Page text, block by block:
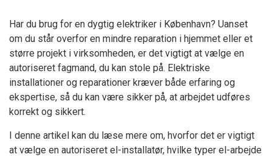
Har du brug for en dygtig elektriker i København? Uanset
om du står overfor en mindre reparation i hjemmet eller et
større projekt i virksomheden, er det vigtigt at vælge en
autoriseret fagmand, du kan stole på. Elektriske
installationer og reparationer kræver både erfaring og
ekspertise, så du kan være sikker på, at arbejdet udføres
korrekt og sikkert.
I denne artikel kan du læse mere om, hvorfor det er vigtigt
at vælge en autoriseret el-installatør, hvilke typer el-arbejde